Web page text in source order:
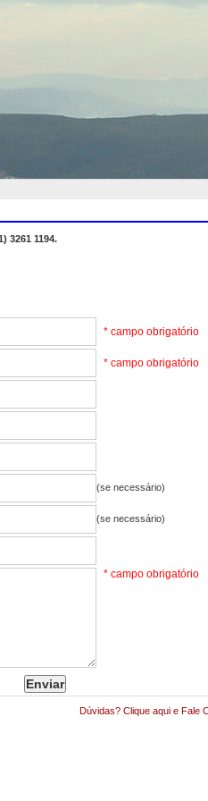
3261 1194.
* campo obrigatório
* campo obrigatório
(se necessário)
(se necessário)
* campo obrigatório
Enviar
Dúvidas? Clique aqui e Fale